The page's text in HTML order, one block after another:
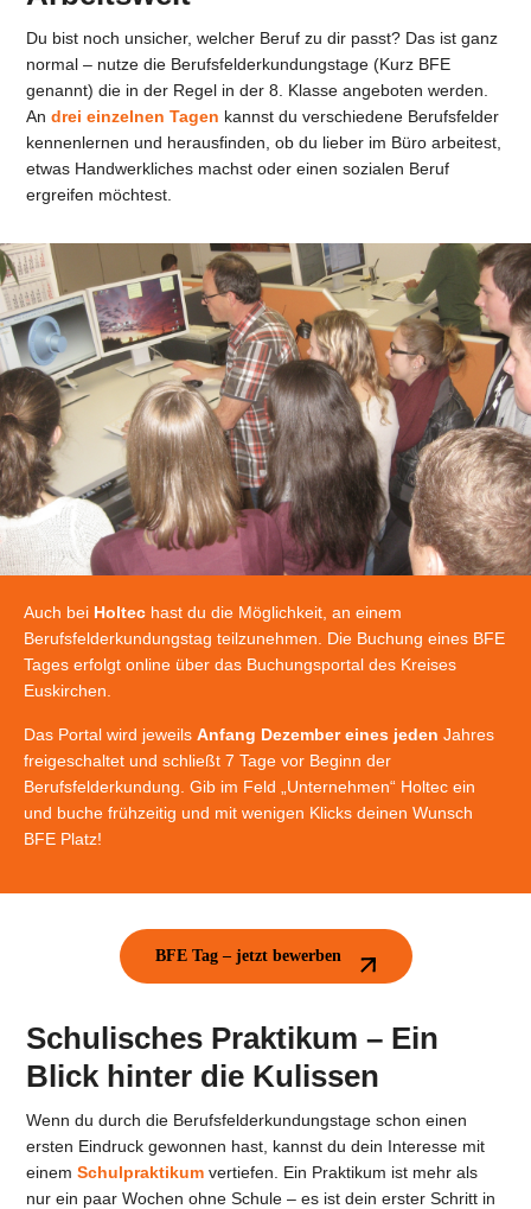
Du bist noch unsicher, welcher Beruf zu dir passt? Das ist ganz
normal – nutze die Berufsfelderkundungstage (Kurz BFE
genannt) die in der Regel in der 8. Klasse angeboten werden.
Andrei einzelnen Tagen kannst du verschiedene Berufsfelder
kennenlernen und herausfinden, ob du lieber im Büro arbeitest,
etwas Handwerkliches machst oder einen sozialen Beruf
ergreifen möchtest.
Auch bei Holtec hast du die Möglichkeit, an einem
Berufsfelderkundungstag teilzunehmen. Die Buchung eines BFE
Tages erfolgt online über das Buchungsportal des Kreises
Euskirchen.
Das Portal wird jeweils Anfang Dezember eines jeden Jahres
freigeschaltet und schließt 7 Tage vor Beginn der
Berufsfelderkundung. Gib im Feld „Unternehmen“ Holtec ein
und buche frühzeitig und mit wenigen Klicks deinen Wunsch
BFE Platz!
BFE Tag – jetzt bewerben
Schulisches Praktikum – Ein
Blick hinter die Kulissen
Wenn du durch die Berufsfelderkundungstage schon einen
ersten Eindruck gewonnen hast, kannst du dein Interesse mit
einemSchulpraktikumvertiefen. Ein Praktikum ist mehr als
nur ein paar Wochen ohne Schule – es ist dein erster Schritt in